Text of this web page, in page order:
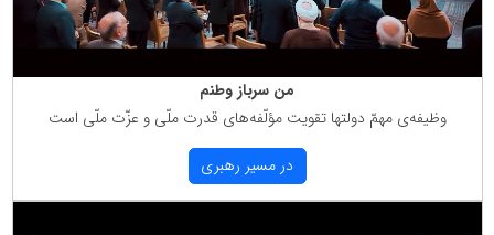
من سرباز وطنم
وظیفه‌ی مهمّ دولتها تقویت مؤلّفه‌های قدرت ملّی و عزّت ملّی است
در مسیر رهبری